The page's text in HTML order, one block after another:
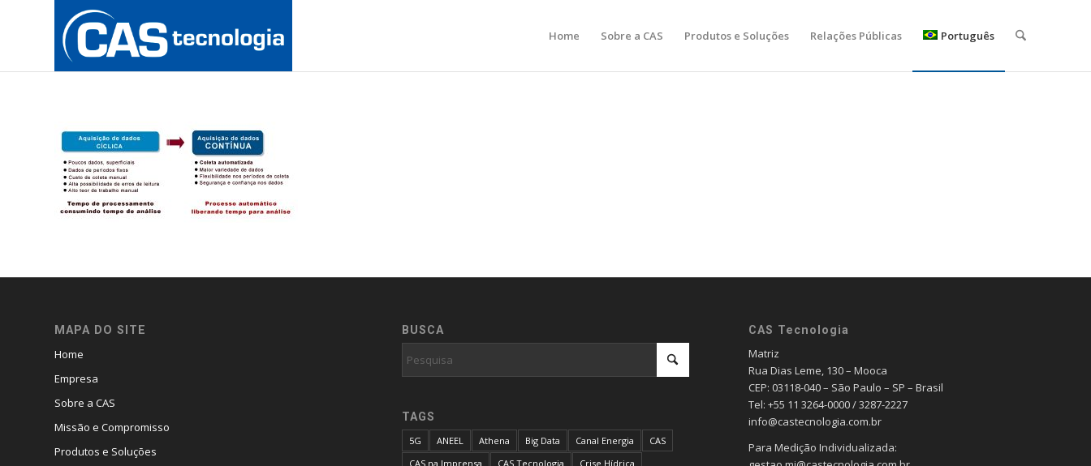
Home Sobre a CAS Produtos e Soluções Relações Públicas Português
MAPA DO SITE
Home
Empresa
Sobre a CAS
Missão e Compromisso
Produtos e Soluções
BUSCA
TAGS
5G ANEEL Athena Big Data Canal Energia
CAS
CAS na Imprensa
CAS Tecnologia
Crise Hídrica
CAS Tecnologia
Matriz
Rua Dias Leme, 130 – Mooca
CEP: 03118-040 – São Paulo – SP – Brasil
Tel: +55 11 3264-0000 / 3287-2227
info@castecnologia.com.br
Para Medição Individualizada: